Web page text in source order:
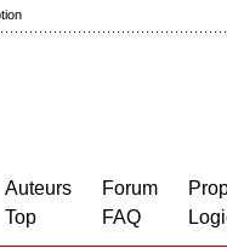
Auteurs
Top
Forum
FAQ